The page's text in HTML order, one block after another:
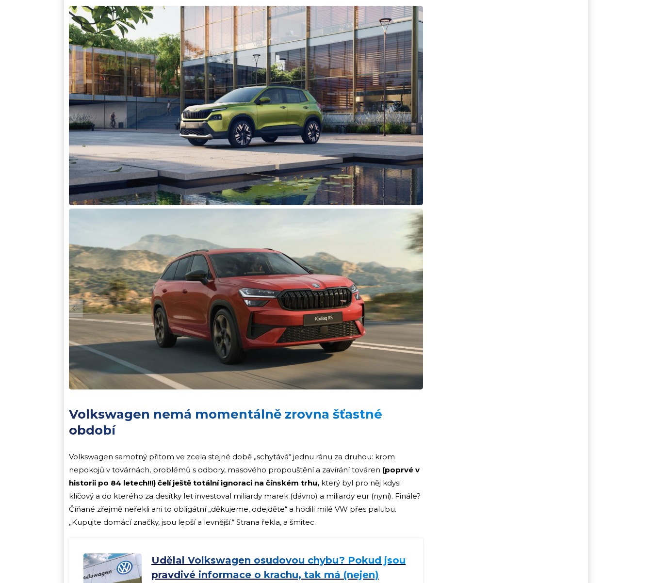
Volkswagen nemá momentálně zrovna šťastné
období
Volkswagen samotný přitom ve zcela stejné době „schytává“ jednu ránu za druhou: krom
nepokojů v továrnách, problémů s odbory, masového propouštění a zavírání továren (poprvé v
historii po 84 letech!!!) čelí ještě totální ignoraci na čínském trhu, který byl pro něj kdysi
klíčový a do kterého za desítky let investoval miliardy marek (dávno) a miliardy eur (nyní). Finále?
Číňané zřejmě neřekli ani to obligátní „děkujeme, odejděte“ a hodili milé VW přes palubu.
„Kupujte domácí značky, jsou lepší a levnější.“ Strana řekla, a šmitec.
Udělal Volkswagen osudovou chybu? Pokud jsou
pravdivé informace o krachu, tak má (nejen)